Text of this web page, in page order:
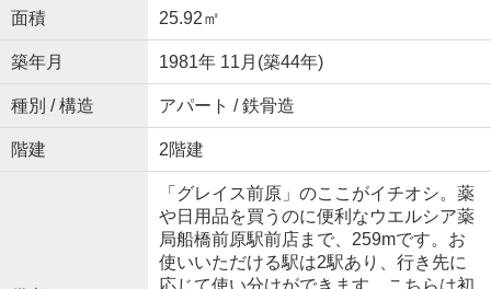
面積 25.92㎡
築年月 1981年 11月(築44年)
種別 / 構造 アパート / 鉄骨造
階建 2階建
「グレイス前原」のここがイチオシ。薬
や日用品を買うのに便利なウエルシア薬
局船橋前原駅前店まで、259mです。お
使いいただける駅は2駅あり、行き先に
応じて使い分けができます。こちらは初